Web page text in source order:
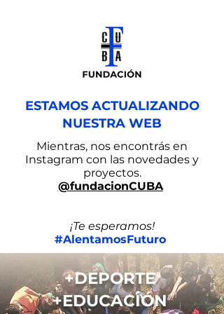
ESTAMOS ACTUALIZANDO
NUESTRA WEB
Mientras, nos encontrás en
Instagram con las novedades y
proyectos.
@fundacionCUBA
¡Te esperamos!
#AlentamosFuturo
+DEPORTE
+EDUCACIÓN